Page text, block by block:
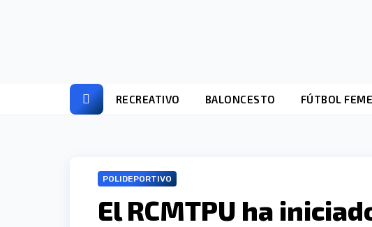
RECREATIVO BALONCESTO FÚTBOL
POLIDEPORTIVO
El RCMTPU ha